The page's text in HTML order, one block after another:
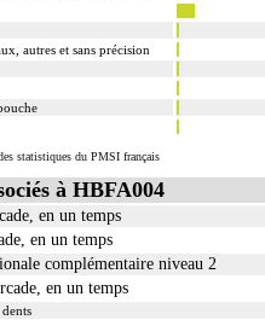
autres et sans précision
statistiques du PMSI français
à HBFA004
en un temps
en un temps
complémentaire niveau 2
en un temps